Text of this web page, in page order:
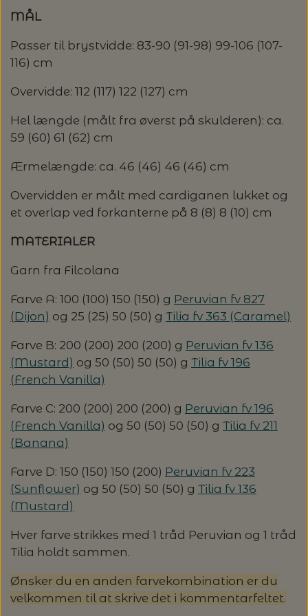
POMP STITCH - BRODERI - SPAR 30-35%
SPAR 40% - GLERUPS STØVLER BØRN (STR.
19 - 23)
PERMIN: SPAR 30% PÅ ALLE
BALDYRE: UDVALGTE BRODERIER - SPAR
20%
LANG YARNS
PASCUALI
RAUMA GARN
PERMIN
MY FAVOURITE THINGS KNITWEAR
PETITEKNIT
SUSIE HAUMANN
MÅLEBÅND / PINDEMÅLERE
MAGMA
SAKSE
SYTRÅD
MÅL
Passer til brystvidde: 83-90 (91-98) 99-106 (107-
116) cm
Overvidde: 112 (117) 122 (127) cm
Hel længde (målt fra øverst på skulderen): ca.
59 (60) 61 (62) cm
Ærmelængde: ca. 46 (46) 46 (46) cm
Overvidden er målt med cardiganen lukket og
et overlap ved forkanterne på 8 (8) 8 (10) cm
MATERIALER
Garn fra Filcolana
Farve A: 100 (100) 150 (150) g Peruvian fv 827
(Dijon) og 25 (25) 50 (50) g Tilia fv 363 (Caramel)
Farve B: 200 (200) 200 (200) g Peruvian fv 136
(Mustard) og 50 (50) 50 (50) g Tilia fv 196
(French Vanilla)
Farve C: 200 (200) 200 (200) g Peruvian fv 196
(French Vanilla) og 50 (50) 50 (50) g Tilia fv 211
(Banana)
Farve D: 150 (150) 150 (200) Peruvian fv 223
(Sunflower) og 50 (50) 50 (50) g Tilia fv 136
(Mustard)
Hver farve strikkes med 1 tråd Peruvian og 1 tråd
Tilia holdt sammen.
Ønsker du en anden farvekombination er du
velkommen til at skrive det i kommentarfeltet.